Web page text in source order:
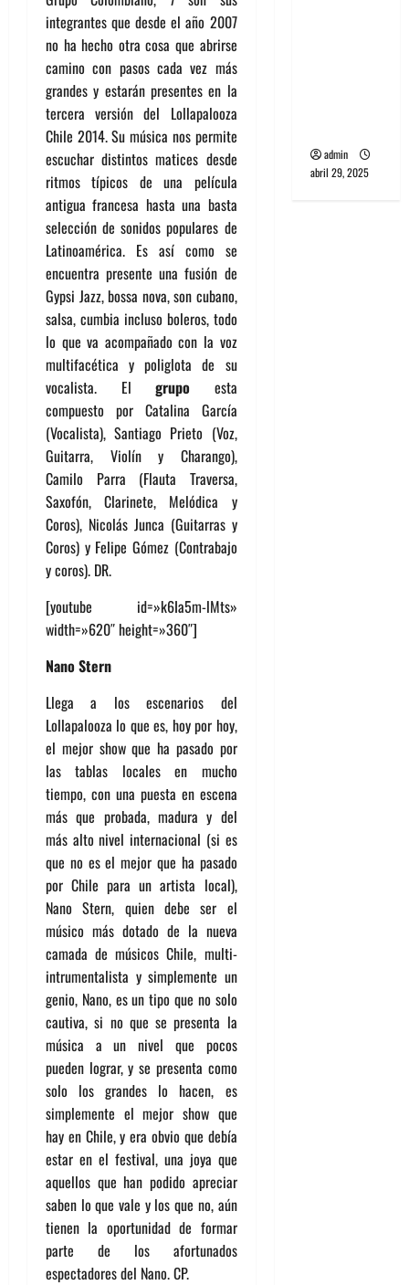
integrantes que desde el año 2007
no ha hecho otra cosa que abrirse
camino con pasos cada vez más
grandes y estarán presentes en la
tercera versión del Lollapalooza
Chile 2014. Su música nos permite
escuchar distintos matices desde
ritmos típicos de una película
antigua francesa hasta una basta
selección de sonidos populares de
Latinoamérica. Es así como se
encuentra presente una fusión de
Gypsi Jazz, bossa nova, son cubano,
salsa, cumbia incluso boleros, todo
lo que va acompañado con la voz
multifacética y poliglota de su
vocalista. Elgrupo esta
compuesto por Catalina García
(Vocalista), Santiago Prieto (Voz,
Guitarra, Violín y Charango),
Camilo Parra (Flauta Traversa,
Saxofón, Clarinete, Melódica y
Coros), Nicolás Junca (Guitarras y
Coros) y Felipe Gómez (Contrabajo
y coros). DR.
[youtube id=»k6Ia5m-lMts»
width=»620″ height=»360″]
Nano Stern
Llega a los escenarios del
Lollapalooza lo que es, hoy por hoy,
el mejor show que ha pasado por
las tablas locales en mucho
tiempo, con una puesta en escena
más que probada, madura y del
más alto nivel internacional (si es
que no es el mejor que ha pasado
por Chile para un artista local),
Nano Stern, quien debe ser el
músico más dotado de la nueva
camada de músicos Chile, multi-
intrumentalista y simplemente un
genio, Nano, es un tipo que no solo
cautiva, si no que se presenta la
música a un nivel que pocos
pueden lograr, y se presenta como
solo los grandes lo hacen, es
simplemente el mejor show que
hay en Chile, y era obvio que debía
estar en el festival, una joya que
aquellos que han podido apreciar
saben lo que vale y los que no, aún
tienen la oportunidad de formar
parte de los afortunados
espectadores del Nano. CP.
admin
abril 29, 2025